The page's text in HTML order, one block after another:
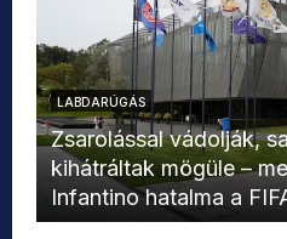
LABDARÚGÁS
Zsarolással vádolják,
kihátráltak mögüle –
Infantino hatalma a